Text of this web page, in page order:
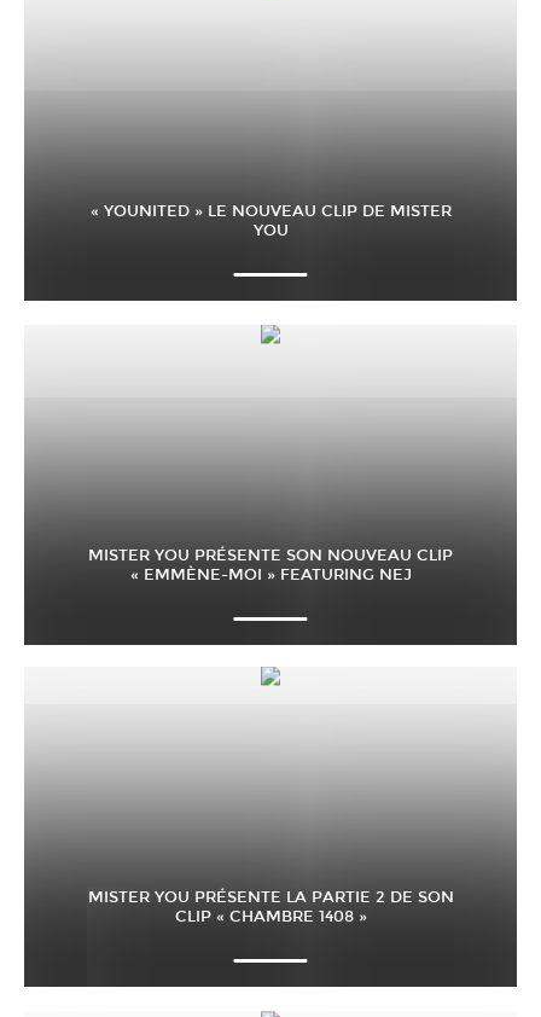
« YOUNITED » LE NOUVEAU CLIP DE MISTER
YOU
MISTER YOU PRÉSENTE SON NOUVEAU CLIP
« EMMÈNE-MOI » FEATURING NEJ
MISTER YOU PRÉSENTE LA PARTIE 2 DE SON
CLIP « CHAMBRE 1408 »